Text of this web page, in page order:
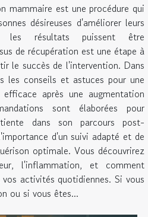
mammaire est une procédure qui
désireuses d'améliorer leurs
les résultats puissent être
de récupération est une étape à
le succès de l'intervention. Dans
les conseils et astuces pour une
après une augmentation
sont élaborées pour
dans son parcours post-
d'un suivi adapté et de
optimale. Vous découvrirez
l'inflammation, et comment
activités quotidiennes. Si vous
ou si vous êtes...